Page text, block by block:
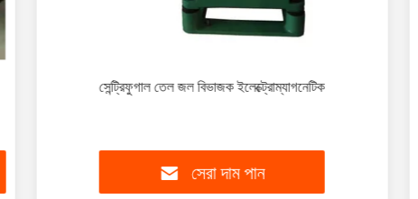
সেন্ট্রিফুগাল তেল জল বিভাজক ইলেক্ট্রোম্যাগনেটিক
সেরা দাম পান